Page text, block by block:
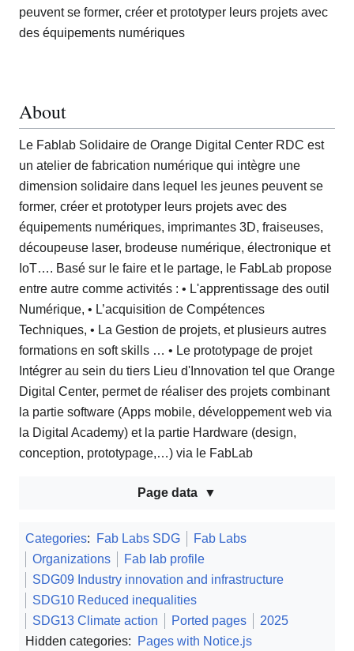
peuvent se former, créer et prototyper leurs projets avec
des équipements numériques
About
Le Fablab Solidaire de Orange Digital Center RDC est
un atelier de fabrication numérique qui intègre une
dimension solidaire dans lequel les jeunes peuvent se
former, créer et prototyper leurs projets avec des
équipements numériques, imprimantes 3D, fraiseuses,
découpeuse laser, brodeuse numérique, électronique et
IoT…. Basé sur le faire et le partage, le FabLab propose
entre autre comme activités : • L'apprentissage des outil
Numérique, • L’acquisition de Compétences
Techniques, • La Gestion de projets, et plusieurs autres
formations en soft skills … • Le prototypage de projet
Intégrer au sein du tiers Lieu d'Innovation tel que Orange
Digital Center, permet de réaliser des projets combinant
la partie software (Apps mobile, développement web via
la Digital Academy) et la partie Hardware (design,
conception, prototypage,…) via le FabLab
Page data
Categories: Fab Labs SDG
Fab Labs
Organizations
Fab lab profile
SDG09 Industry innovation and infrastructure
SDG10 Reduced inequalities
SDG13 Climate action
Ported pages
2025
Hidden categories:
Pages with Notice.js